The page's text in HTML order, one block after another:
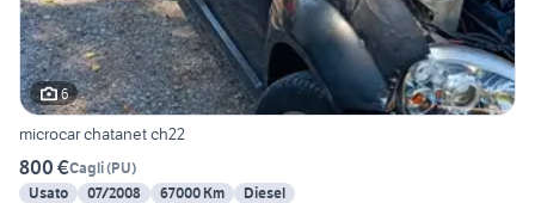
6
microcar chatanet ch22
800 €Cagli(PU)
Usato
07/2008 67000 Km Diesel